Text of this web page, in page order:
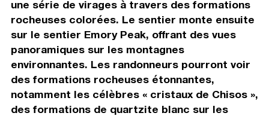
une série de virages à travers des formations
rocheuses colorées. Le sentier monte ensuite
sur le sentier Emory Peak, offrant des vues
panoramiques sur les montagnes
environnantes. Les randonneurs pourront voir
des formations rocheuses étonnantes,
notamment les célèbres « cristaux de Chisos »,
des formations de quartzite blanc sur les